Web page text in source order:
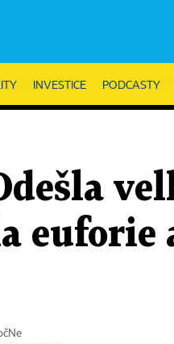
INVESTICE PODCASTY
euforie